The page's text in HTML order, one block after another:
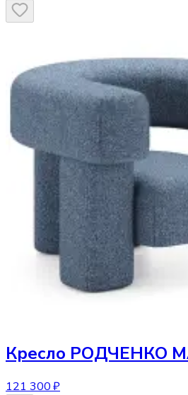
Кресло РОДЧЕНКО
121 300 ₽